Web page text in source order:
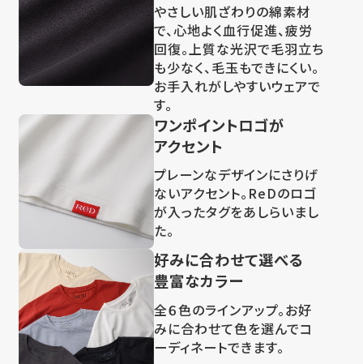
やさしい肌ざわりの綿素材
で、心地よく血行促進、疲労
回復。上質な光沢で毛羽立ち
も少なく、毛玉もできにくい。
お手入れがしやすいウェアで
す。
ワンポイントロゴが
アクセント
プレーンなデザインにさりげ
ないアクセント。ReDのロゴ
が入ったタグをあしらいまし
た。
好みに合わせて選べる
豊富なカラー
全６色のラインアップ。お好
みに合わせて色を選んでコ
ーディネートできます。